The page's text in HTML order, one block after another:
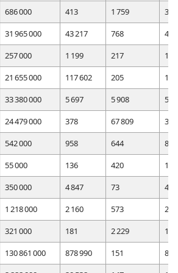
686 000 413 1 759
390
31 965 000 43 217 768
41
257 000 1 199 217
1
21 655 000 117 602 205
33 380 000 5 697 5 908
5
24 479 000 378 67 809
361
542 000 958 644
841
55 000 136 420
131
350 000 4 847 73
4
1 218 000 2 160 573
2
321 000 181 2 229
144
130 861 000 878 990 151